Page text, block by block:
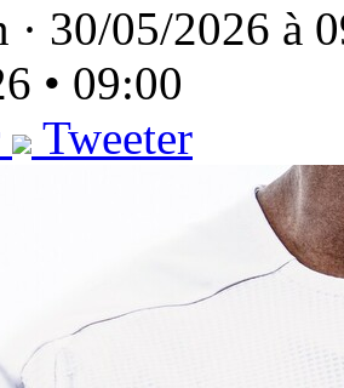
30/05/2026 à
• 09:00
Tweeter